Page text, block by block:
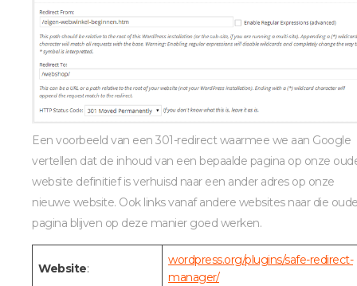
Een voorbeeld van een 301-redirect waarmee we aan Google
vertellen dat de inhoud van een bepaalde pagina op onze
website definitief is verhuisd naar een ander adres op onze
nieuwe website. Ook links vanaf andere websites naar die
pagina blijven op deze manier goed werken.
Website:
wordpress.org/plugins/safe-redirect-
manager/